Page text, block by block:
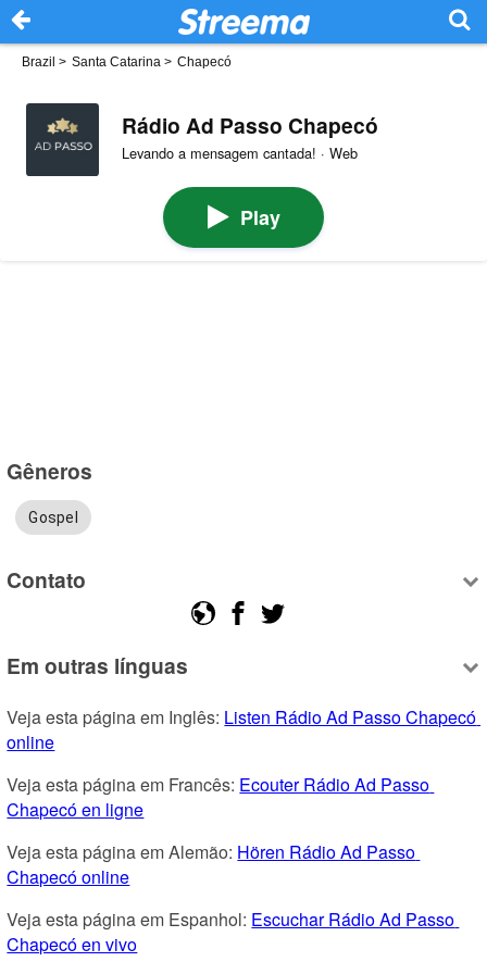
Brazil > Santa Catarina > Chapecó
Rádio Ad Passo Chapecó
Levando a mensagem cantada! · Web
Play
Gêneros
Gospel
Contato
Em outras línguas
Veja esta página em Inglês: Listen Rádio Ad Passo Chapecó
online
Veja esta página em Francês: Ecouter Rádio Ad Passo
Chapecó en ligne
Veja esta página em Alemão: Hören Rádio Ad Passo
Chapecó online
Veja esta página em Espanhol: Escuchar Rádio Ad Passo
Chapecó en vivo